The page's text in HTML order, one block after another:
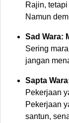
Rajin,
Namun
Sad Wara:
Sering
jangan
Sapta
Pekerjaan
Pekerjaan
santun,